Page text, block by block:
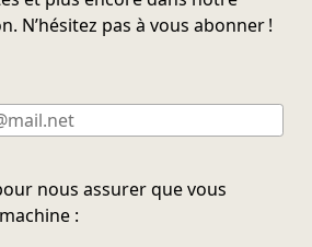
N’hésitez pas à vous abonner !
nous assurer que vous
: